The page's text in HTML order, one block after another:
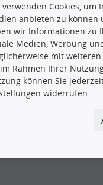
verwenden Cookies, um
anbieten zu können
wir Informationen zu
Medien, Werbung
mit
Rahmen Ihrer
können Sie
widerrufen.